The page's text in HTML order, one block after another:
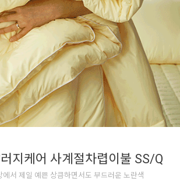
지케어 사계절차렵이불 SS/Q
서 제일 예쁜 상큼하면서도 부드러운 노란색